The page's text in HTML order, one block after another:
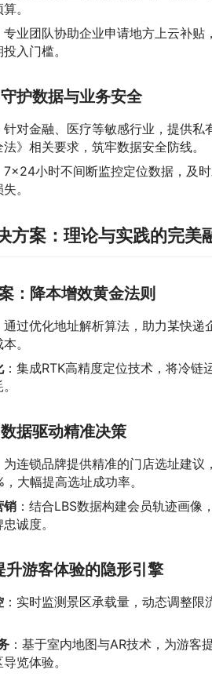
。
专业团队协助企业申请地方上云补
入门槛。
护数据与业务安全
针对金融、医疗等敏感行业，提供
》相关要求，筑牢数据安全防线。
7×24小时不间断监控定位数据，及
。
方案：理论与实践的完美
：降本增效黄金法则
通过优化地址解析算法，助力某快
。
：集成RTK高精度定位技术，将冷
据驱动精准决策
为连锁品牌提供精准的门店选址建议
大幅提高选址成功率。
销 ：结合LBS数据构建会员轨迹画
诚度。
升游客体验的隐形引擎
：实时监测景区承载量，动态调整
：基于室内地图与AR技术，为游
览体验。